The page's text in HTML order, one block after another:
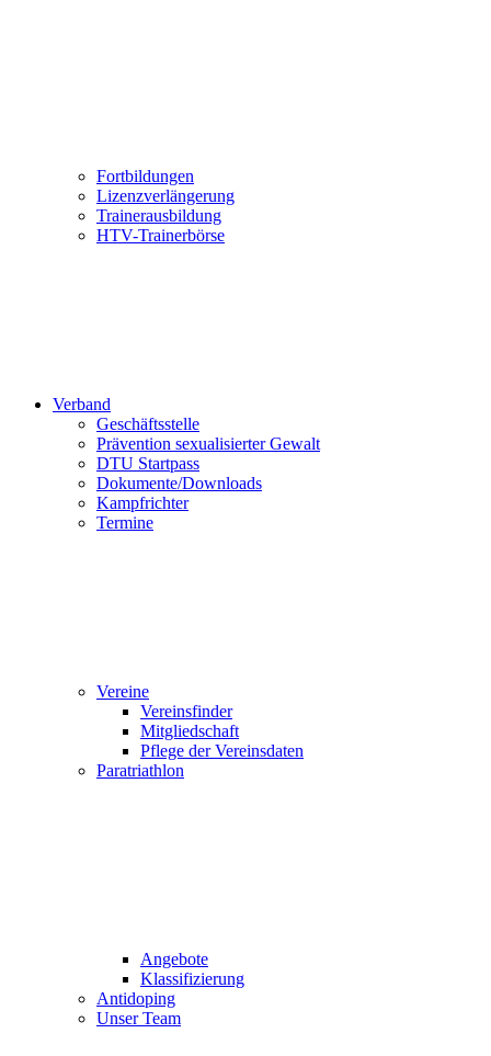
Fortbildungen
Lizenzverlängerung
Trainerausbildung
HTV-Trainerbörse
Verband
Geschäftsstelle
Prävention sexualisierter Gewalt
DTU Startpass
Dokumente/Downloads
Kampfrichter
Termine
Vereine
Vereinsfinder
Mitgliedschaft
Pflege der Vereinsdaten
Paratriathlon
Angebote
Klassifizierung
Antidoping
Unser Team